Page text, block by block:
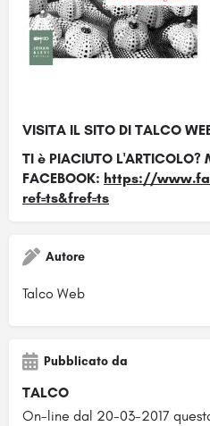
VISITA IL SITO DI TALCO
TI è PIACIUTO L'ARTICOLO?
FACEBOOK: https://
ref=ts&fref=ts
Autore
Talco Web
Pubblicato da
TALCO
On-line dal 20-03-2017